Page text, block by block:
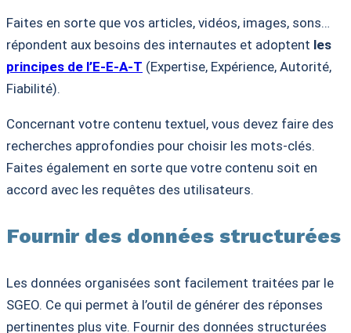
Faites en sorte que vos articles, vidéos, images, sons…
répondent aux besoins des internautes et adoptent les
principes de l’E-E-A-T (Expertise, Expérience, Autorité,
Fiabilité).
Concernant votre contenu textuel, vous devez faire des
recherches approfondies pour choisir les mots-clés.
Faites également en sorte que votre contenu soit en
accord avec les requêtes des utilisateurs.
Fournir des données structurées
Les données organisées sont facilement traitées par le
SGEO. Ce qui permet à l’outil de générer des réponses
pertinentes plus vite. Fournir des données structurées